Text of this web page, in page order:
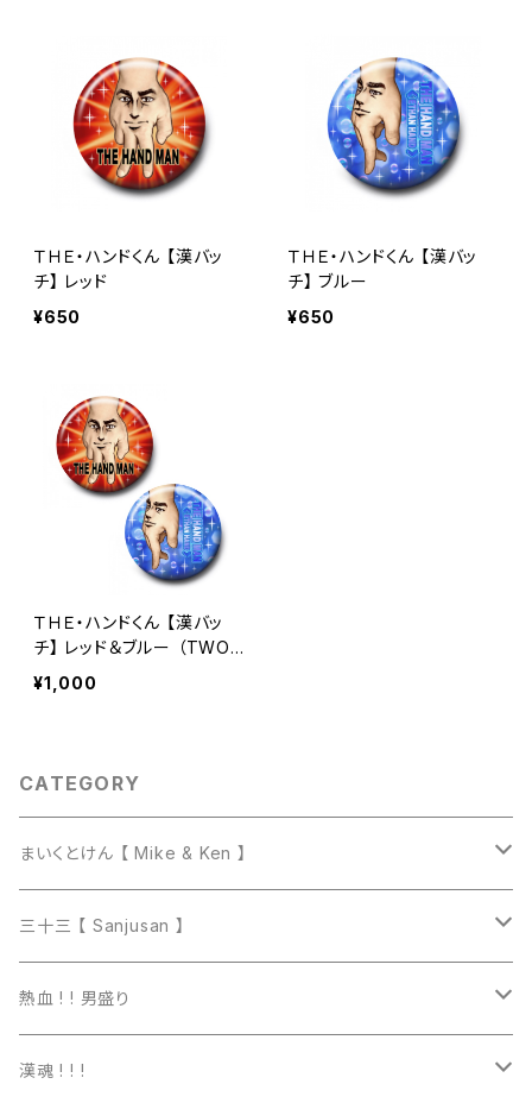
ＴＨＥ・ハンドくん 【漢バッ
チ】 レッド
¥650
ＴＨＥ・ハンドくん 【漢バッ
チ】 ブルー
¥650
ＴＨＥ・ハンドくん 【漢バッ
チ】 レッド＆ブルー （TWO
MAN CELL）
¥1,000
CATEGORY
まいくとけん 【 Mike & Ken 】
マグカップ
トートバッグ
三十三 【 Sanjusan 】
Tシャツ
長袖Ｔシャツ
熱血 ! ! 男盛り
Tシャツ
漢魂 ! ! !